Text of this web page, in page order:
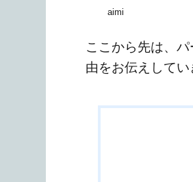
aimi
ここから先は、
由をお伝えしてい